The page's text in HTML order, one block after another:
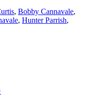
, Bobby Cannavale,
, Hunter Parrish,